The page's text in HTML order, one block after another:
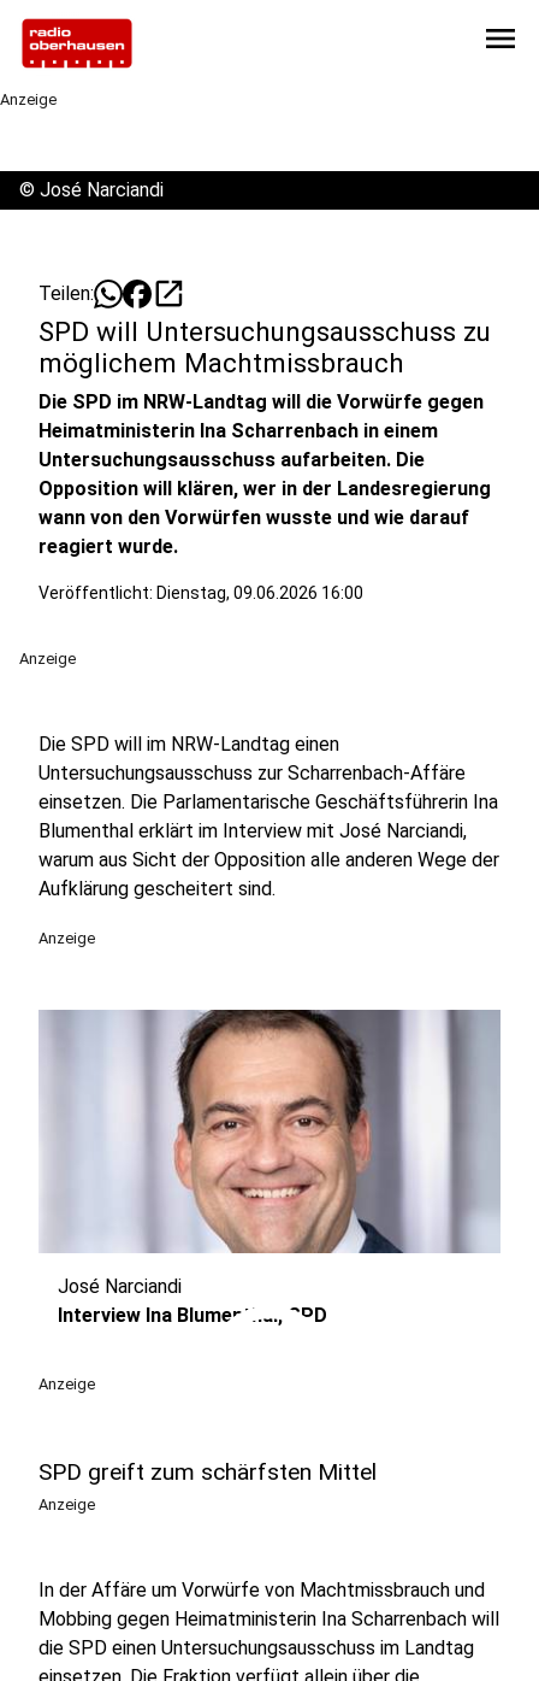
menu
Anzeige
© José Narciandi
Teilen: open_in_new
SPD will Untersuchungsausschuss zu
möglichem Machtmissbrauch
Die SPD im NRW-Landtag will die Vorwürfe gegen
Heimatministerin Ina Scharrenbach in einem
Untersuchungsausschuss aufarbeiten. Die
Opposition will klären, wer in der Landesregierung
wann von den Vorwürfen wusste und wie darauf
reagiert wurde.
Veröffentlicht: Dienstag, 09.06.2026 16:00
Anzeige
Die SPD will im NRW-Landtag einen
Untersuchungsausschuss zur Scharrenbach-Affäre
einsetzen. Die Parlamentarische Geschäftsführerin Ina
Blumenthal erklärt im Interview mit José Narciandi,
warum aus Sicht der Opposition alle anderen Wege der
Aufklärung gescheitert sind.
Anzeige
play_circle
José Narciandi
Interview Ina Blumenthal, SPD
Anzeige
SPD greift zum schärfsten Mittel
Anzeige
In der Affäre um Vorwürfe von Machtmissbrauch und
Mobbing gegen Heimatministerin Ina Scharrenbach will
die SPD einen Untersuchungsausschuss im Landtag
einsetzen. Die Fraktion verfügt allein über die